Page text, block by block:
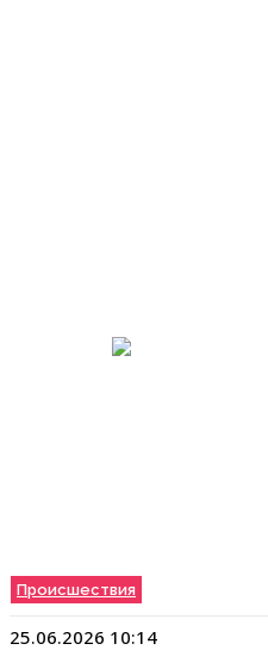
Происшествия
25.06.2026 10:14